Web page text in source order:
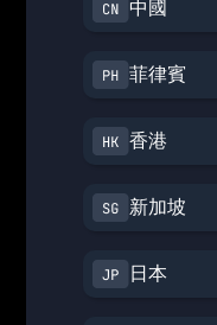
中國
菲律賓
香港
新加坡
日本